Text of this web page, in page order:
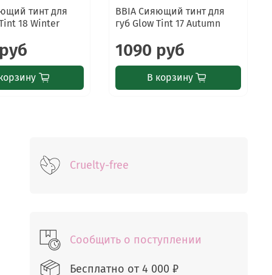
тинт для
18 Winter
BBIA Сияющий тинт для
губ Glow Tint 17 Autumn
1090 руб
В корзину
Cruelty-free
Сообщить о поступлении
Бесплатно от 4 000 ₽